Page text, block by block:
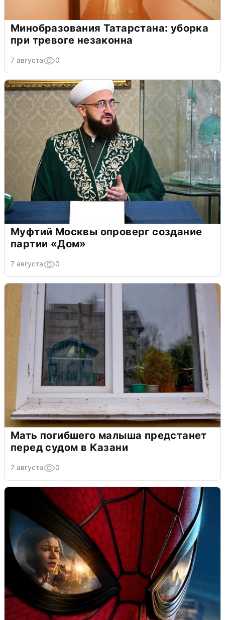
Минобразования Татарстана: уборка
при тревоге незаконна
7 августа 0
Муфтий Москвы опроверг создание
партии «Дом»
7 августа 0
Мать погибшего малыша предстанет
перед судом в Казани
7 августа 0